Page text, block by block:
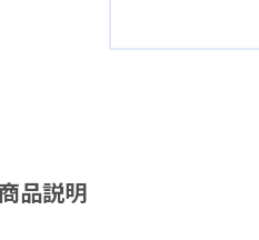
商品説明